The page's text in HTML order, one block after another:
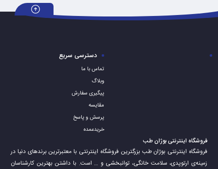
دسترسی سریع
تماس با ما
وبلاگ
پیگیری سفارش
مقایسه
پرسش و پاسخ
خریدعمده
فروشگاه اینترنتی بوژان طب
فروشگاه اینترنتی بوژان طب بزرگترین فروشگاه اینترنتی با معتبرترین برندهای دنیا در
زمینه‌ی ارتوپدی، سلامت خانگی، توانبخشی و … است. با داشتن بهترین کارشناسان